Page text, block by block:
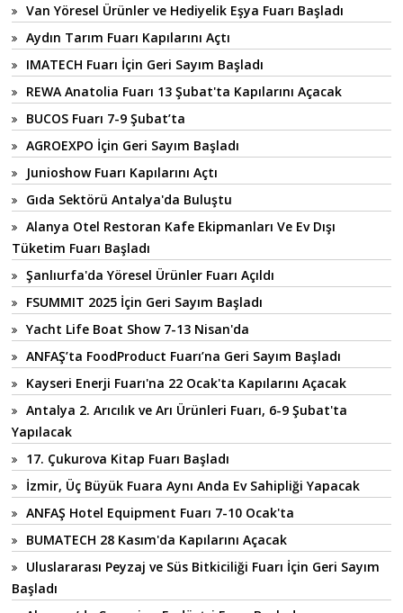
Van Yöresel Ürünler ve Hediyelik Eşya Fuarı Başladı
Aydın Tarım Fuarı Kapılarını Açtı
IMATECH Fuarı İçin Geri Sayım Başladı
REWA Anatolia Fuarı 13 Şubat'ta Kapılarını Açacak
BUCOS Fuarı 7-9 Şubat’ta
AGROEXPO İçin Geri Sayım Başladı
Junioshow Fuarı Kapılarını Açtı
Gıda Sektörü Antalya'da Buluştu
Alanya Otel Restoran Kafe Ekipmanları Ve Ev Dışı
Tüketim Fuarı Başladı
Şanlıurfa'da Yöresel Ürünler Fuarı Açıldı
FSUMMIT 2025 İçin Geri Sayım Başladı
Yacht Life Boat Show 7-13 Nisan'da
ANFAŞ’ta FoodProduct Fuarı’na Geri Sayım Başladı
Kayseri Enerji Fuarı'na 22 Ocak'ta Kapılarını Açacak
Antalya 2. Arıcılık ve Arı Ürünleri Fuarı, 6-9 Şubat'ta
Yapılacak
17. Çukurova Kitap Fuarı Başladı
İzmir, Üç Büyük Fuara Aynı Anda Ev Sahipliği Yapacak
ANFAŞ Hotel Equipment Fuarı 7-10 Ocak'ta
BUMATECH 28 Kasım'da Kapılarını Açacak
Uluslararası Peyzaj ve Süs Bitkiciliği Fuarı İçin Geri Sayım
Başladı